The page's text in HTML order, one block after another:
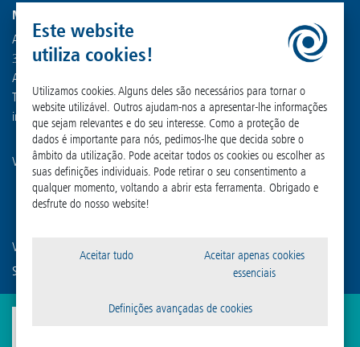
Martin Christ Gefriertrocknungsanlagen GmbH
An der Unteren Söse 50
37520 Osterode am Harz
Alemanha
Tel. +49 (0) 55 22 50 07-0
info
@martinchrist.de
Visite nossos outros canais:
Você está familiarizado com nossas empresas afiliadas?
Sigma Laborzentrifugen GmbH
Este website
utiliza cookies!
Utilizamos cookies. Alguns deles são necessários para tornar o
website utilizável. Outros ajudam-nos a apresentar-lhe informações
que sejam relevantes e do seu interesse. Como a proteção de
dados é importante para nós, pedimos-lhe que decida sobre o
âmbito da utilização. Pode aceitar todos os cookies ou escolher as
suas definições individuais. Pode retirar o seu consentimento a
qualquer momento, voltando a abrir esta ferramenta. Obrigado e
desfrute do nosso website!
Aceitar tudo
Aceitar apenas cookies
essenciais
Definições avançadas de cookies